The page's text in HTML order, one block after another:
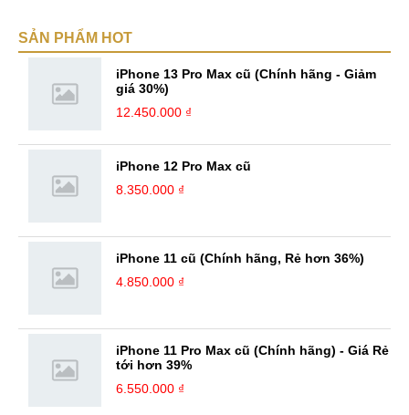
SẢN PHẨM HOT
iPhone 13 Pro Max cũ (Chính hãng - Giảm
giá 30%)
12.450.000 ₫
iPhone 12 Pro Max cũ
8.350.000 ₫
iPhone 11 cũ (Chính hãng, Rẻ hơn 36%)
4.850.000 ₫
iPhone 11 Pro Max cũ (Chính hãng) - Giá Rẻ
tới hơn 39%
6.550.000 ₫